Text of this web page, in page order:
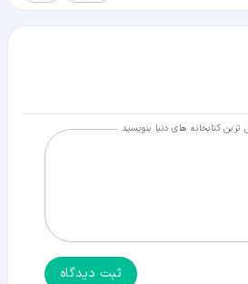
ترین کتابخانه های دنیا بنویسید
ثبت دیدگاه